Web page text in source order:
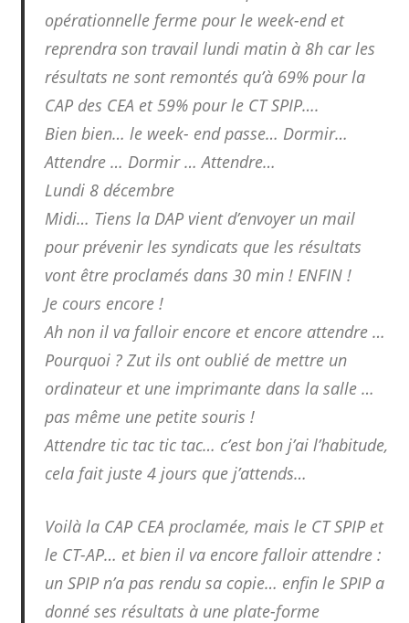
opérationnelle ferme pour le week-end et
reprendra son travail lundi matin à 8h car les
résultats ne sont remontés qu’à 69% pour la
CAP des CEA et 59% pour le CT SPIP….
Bien bien… le week- end passe… Dormir…
Attendre … Dormir … Attendre…
Lundi 8 décembre
Midi… Tiens la DAP vient d’envoyer un mail
pour prévenir les syndicats que les résultats
vont être proclamés dans 30 min ! ENFIN !
Je cours encore !
Ah non il va falloir encore et encore attendre …
Pourquoi ? Zut ils ont oublié de mettre un
ordinateur et une imprimante dans la salle …
pas même une petite souris !
Attendre tic tac tic tac… c’est bon j’ai l’habitude,
cela fait juste 4 jours que j’attends…
Voilà la CAP CEA proclamée, mais le CT SPIP et
le CT-AP… et bien il va encore falloir attendre :
un SPIP n’a pas rendu sa copie… enfin le SPIP a
donné ses résultats à une plate-forme